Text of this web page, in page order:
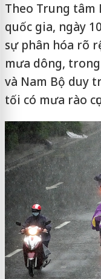
Theo Trung tâm
quốc gia, ngày
sự phân hóa rõ
mưa dông,
và Nam Bộ duy
tối có mưa rào